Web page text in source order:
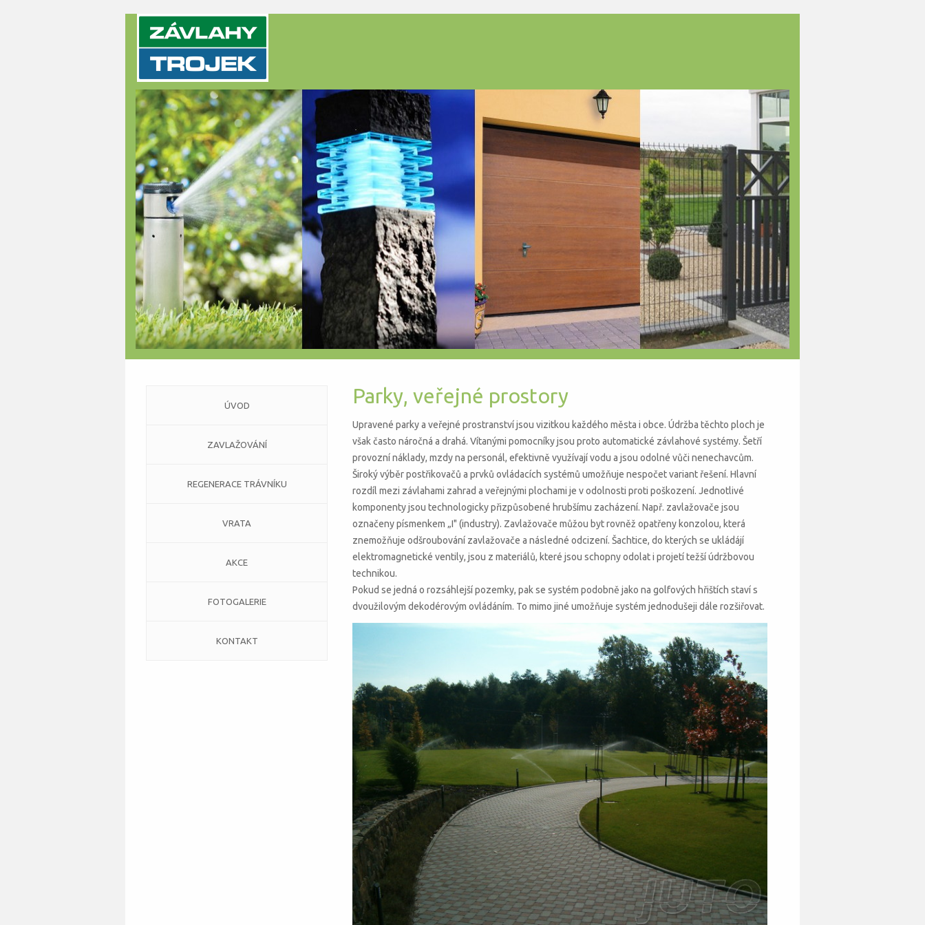
ÚVOD
ZAVLAŽOVÁNÍ
REGENERACE TRÁVNÍKU
VRATA
AKCE
FOTOGALERIE
KONTAKT
Parky, veřejné prostory
Upravené parky a veřejné prostranství jsou vizitkou každého města i obce. Údržba těchto ploch je
však často náročná a drahá. Vítanými pomocníky jsou proto automatické závlahové systémy. Šetří
provozní náklady, mzdy na personál, efektivně využívají vodu a jsou odolné vůči nenechavcům.
Široký výběr postřikovačů a prvků ovládacích systémů umožňuje nespočet variant řešení. Hlavní
rozdíl mezi závlahami zahrad a veřejnými plochami je v odolnosti proti poškození. Jednotlivé
komponenty jsou technologicky přizpůsobené hrubšímu zacházení. Např. zavlažovače jsou
označeny písmenkem „I" (industry). Zavlažovače můžou byt rovněž opatřeny konzolou, která
znemožňuje odšroubování zavlažovače a následné odcizení. Šachtice, do kterých se ukládájí
elektromagnetické ventily, jsou z materiálů, které jsou schopny odolat i projetí težší údržbovou
technikou.
Pokud se jedná o rozsáhlejší pozemky, pak se systém podobně jako na golfových hřištích staví s
dvoužilovým dekodérovým ovládáním. To mimo jiné umožňuje systém jednodušeji dále rozšiřovat.